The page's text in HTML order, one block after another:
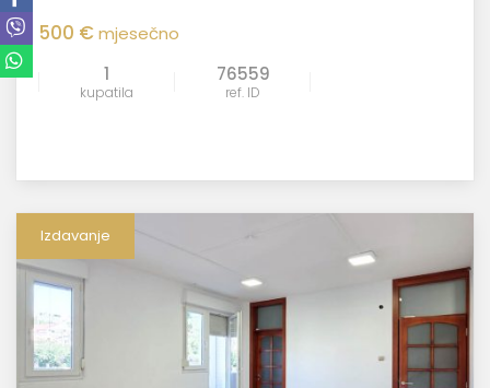
500 €mjesečno
1
kupatila
76559
ref. ID
Izdavanje